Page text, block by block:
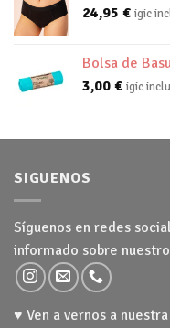
24,95 € igic
Bolsa de
3,00 € igic
SIGUENOS
Síguenos en redes
informado sobre
♥ Ven a vernos a